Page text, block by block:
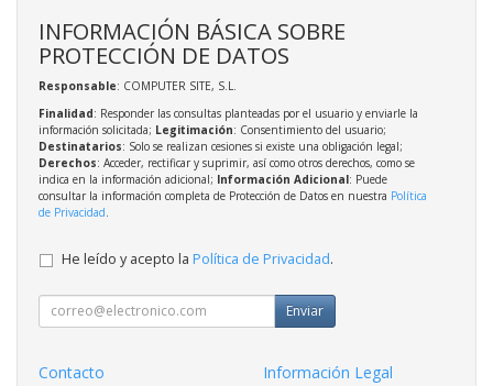
INFORMACIÓN BÁSICA SOBRE
PROTECCIÓN DE DATOS
Responsable: COMPUTER SITE, S.L.
Finalidad: Responder las consultas planteadas por el usuario y enviarle la
información solicitada; Legitimación: Consentimiento del usuario;
Destinatarios: Solo se realizan cesiones si existe una obligación legal;
Derechos: Acceder, rectificar y suprimir, así como otros derechos, como se
indica en la información adicional; Información Adicional: Puede
consultar la información completa de Protección de Datos en nuestra Política
de Privacidad
He leído y acepto la Política de Privacidad.
Enviar
Contacto
Información Legal